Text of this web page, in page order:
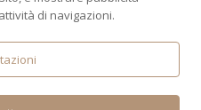
Privacy policy sito
di navigazioni.